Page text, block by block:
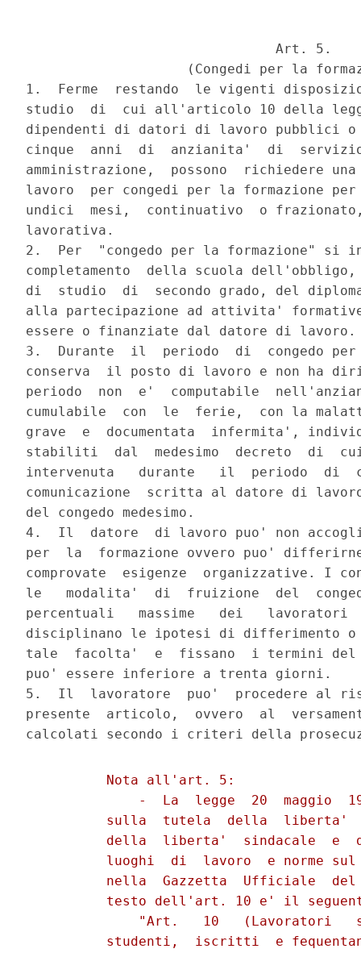
                               Art. 5.
(Congedi per la
1.  Ferme  restando  le vigenti
studio  di  cui all'articolo 10 della
dipendenti di datori di lavoro pubblici o
cinque  anni  di  anzianita'  di  servizio
amministrazione,  possono  richiedere
lavoro  per congedi per la formazione per
undici  mesi,  continuativo  o
lavorativa.
2.  Per  "congedo per la formazione" si
completamento  della scuola
di  studio  di  secondo grado, del
alla partecipazione ad attivita'
essere o finanziate dal datore di lavoro.
3.  Durante  il  periodo  di  congedo per
conserva  il posto di lavoro e non ha
periodo  non  e'  computabile
cumulabile  con  le  ferie,  con la
grave  e  documentata  infermita',
stabiliti  dal  medesimo  decreto  di
intervenuta   durante   il  periodo  di
comunicazione  scritta al datore di
del congedo medesimo.
4.  Il  datore  di lavoro puo' non
per  la  formazione ovvero puo'
comprovate  esigenze  organizzative. I
le   modalita'  di  fruizione  del
percentuali   massime   dei   lavoratori
disciplinano le ipotesi di differimento
tale  facolta'  e  fissano  i termini del
puo' essere inferiore a trenta giorni.
5.  Il  lavoratore  puo'  procedere al
presente  articolo,  ovvero  al
          Nota all'art. 5:
-  La  legge  20  maggio
sulla  tutela  della  liberta'
della  liberta'  sindacale  e
luoghi  di  lavoro  e norme
nella  Gazzetta  Ufficiale
testo dell'art. 10 e' il
"Art.   10   (Lavoratori
studenti,  iscritti  e